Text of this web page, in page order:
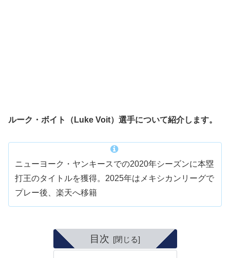
ルーク・ボイト（Luke Voit）選手について紹介します。
ニューヨーク・ヤンキースでの2020年シーズンに本塁
打王のタイトルを獲得。2025年はメキシカンリーグで
プレー後、楽天へ移籍
目次